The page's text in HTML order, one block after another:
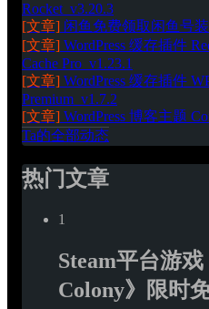
Rocket_v3.20.3
[文章] 闲鱼免费领取闲鱼号
[文章] WordPress 缓存插件
Cache Pro_v1.23.1
[文章] WordPress 缓存插件
Premium_v1.7.2
[文章] WordPress 博客主题
Ta的全部动态
热门文章
1
Steam平台游戏
Colony》限时